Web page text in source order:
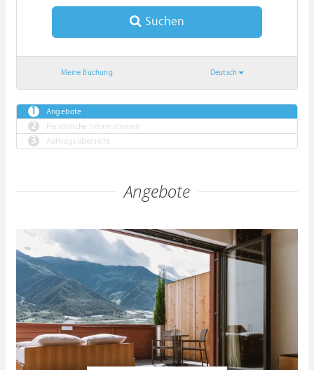
Suchen
Meine Buchung Deutsch
Angebote
Persönliche Informationen
Auftragsübersicht
Angebote